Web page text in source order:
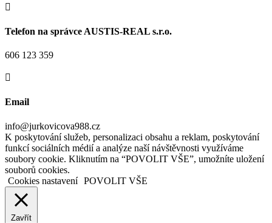

Telefon na správce AUSTIS-REAL s.r.o.
606 123 359

Email
info@jurkovicova988.cz
K poskytování služeb, personalizaci obsahu a reklam, poskytování
funkcí sociálních médií a analýze naší návštěvnosti využíváme
soubory cookie. Kliknutím na “POVOLIT VŠE”, umožníte uložení
souborů cookies.
Cookies nastavení POVOLIT VŠE
Zavřít